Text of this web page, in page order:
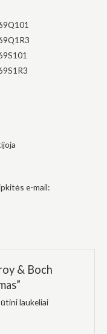
e-mail:
& Boch
laukeliai